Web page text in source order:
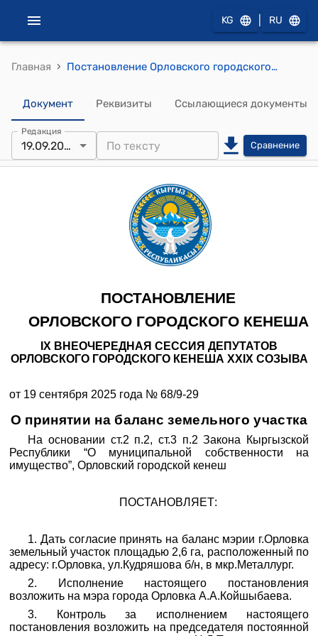
KG RU
Главная › Постановление Орловского городского кенеша от 19 сентября 2025 года № 68/9-29 "О принятии на баланс земельного участка"
Документ Реквизиты Ссылающиеся документы
Редакция
19.09.2025 Сравнение